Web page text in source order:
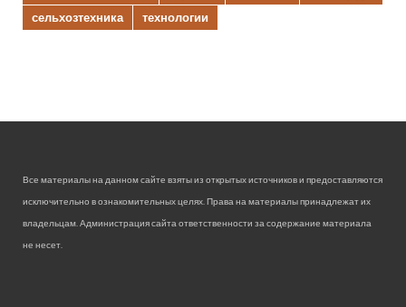
сельхозтехника
технологии
Все материалы на данном сайте взяты из открытых источников и предоставляются
исключительно в ознакомительных целях. Права на материалы принадлежат их
владельцам. Администрация сайта ответственности за содержание материала
не несет.